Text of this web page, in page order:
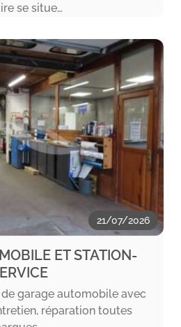
se situe…
21/07/2026
ET STATION-
garage automobile avec
réparation toutes